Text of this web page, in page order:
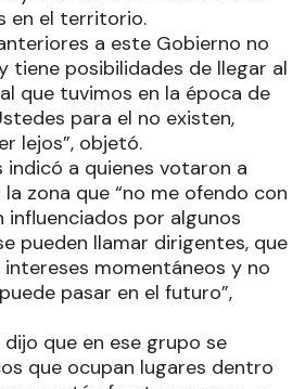
en el territorio.
a este Gobierno no
tiene posibilidades de llegar al
que tuvimos en la época de
para el no existen,
lejos”, objetó.
indicó a quienes votaron a
zona que “no me ofendo con
influenciados por algunos
pueden llamar dirigentes, que
momentáneos y no
pasar en el futuro”,
que en ese grupo se
que ocupan lugares dentro